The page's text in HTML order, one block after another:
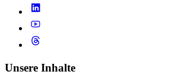
Unsere Inhalte